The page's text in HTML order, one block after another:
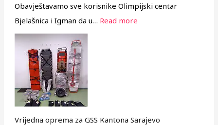
Obavještavamo sve korisnike Olimpijski centar
Bjelašnica i Igman da u… Read more
Vrijedna oprema za GSS Kantona Sarajevo